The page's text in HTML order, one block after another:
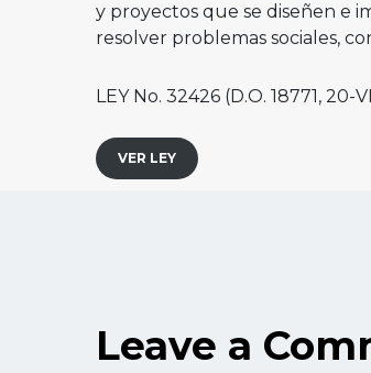
y proyectos que se diseñen e
resolver problemas sociales,
LEY No. 32426 (D.O. 18771, 20-
VER LEY
Leave a